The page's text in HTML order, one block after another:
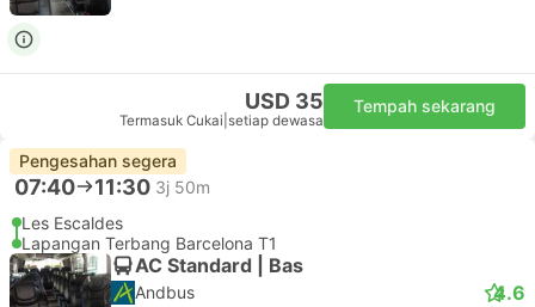
USD 35
Termasuk Cukai setiap dewasa
Tempah sekarang
Pengesahan segera
07:40 11:30 3j 50m
Les Escaldes
Lapangan Terbang Barcelona T1
AC Standard | Bas
Andbus 4.6